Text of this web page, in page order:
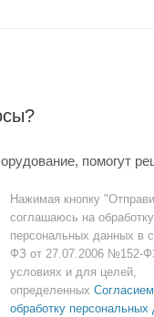
помогут
Нажимая кнопку
соглашаюсь на
персональных данных в
ФЗ от 27.07.2006 №152-
условиях и для целей,
определенных
обработку персональных